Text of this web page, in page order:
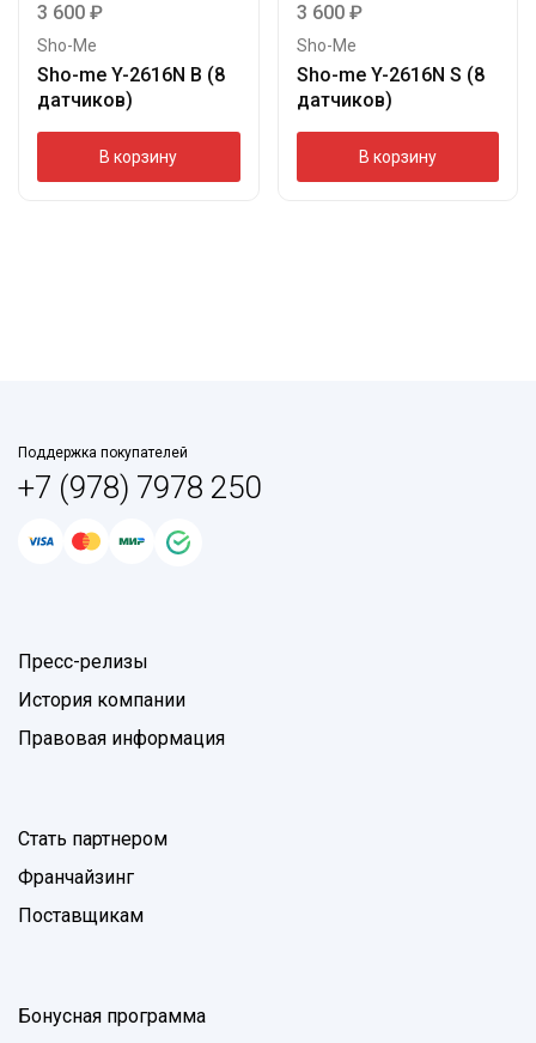
3 600 ₽
Sho-Me
Sho-me Y-2616N B (8
датчиков)
В корзину
3 600 ₽
Sho-Me
Sho-me Y-2616N S (8
датчиков)
В корзину
Поддержка покупателей
+7 (978) 7978 250
Пресс-релизы
История компании
Правовая информация
Стать партнером
Франчайзинг
Поставщикам
Бонусная программа